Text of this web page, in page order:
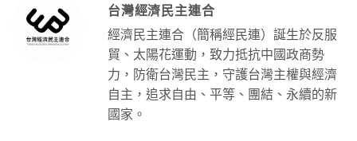
台灣經濟民主連合
經濟民主連合（簡稱經民連）誕生於反服
貿、太陽花運動，致力抵抗中國政商勢
力，防衛台灣民主，守護台灣主權與經濟
自主，追求自由、平等、團結、永續的新
國家。